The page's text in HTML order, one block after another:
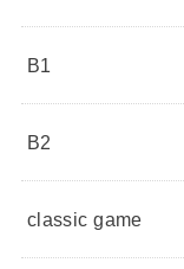
B1
B2
classic game